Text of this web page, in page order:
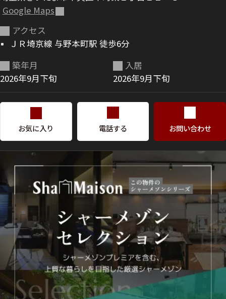
シャーメゾンショップを探す
シャーメゾンライフサポート
自立型サービス付き・シニア向け
お問い合わせ・よくある質問
シャーメゾンライフ CLUB
シャーメゾンライフ GUARD
Google Maps
アクセス
ＪＲ埼京線 与野本町駅 徒歩6分
築年月
2026年9月下旬
入居
2026年9月下旬
お気に入り 電話する お問い合わせ